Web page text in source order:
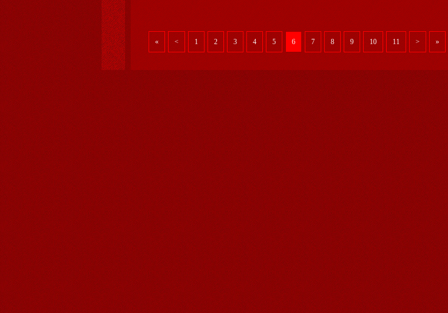
« < 1 2 3 4 5 6 7 8 9 10 11 > »